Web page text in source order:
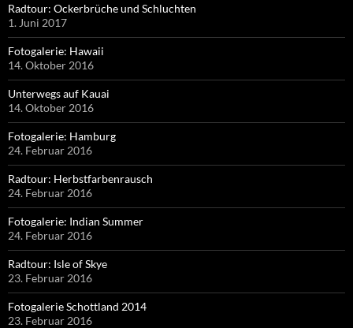
Radtour: Ockerbrüche und Schluchten
1. Juni 2017
Fotogalerie: Hawaii
14. Oktober 2016
Unterwegs auf Kauai
14. Oktober 2016
Fotogalerie: Hamburg
24. Februar 2016
Radtour: Herbstfarbenrausch
24. Februar 2016
Fotogalerie: Indian Summer
24. Februar 2016
Radtour: Isle of Skye
23. Februar 2016
Fotogalerie Schottland 2014
23. Februar 2016